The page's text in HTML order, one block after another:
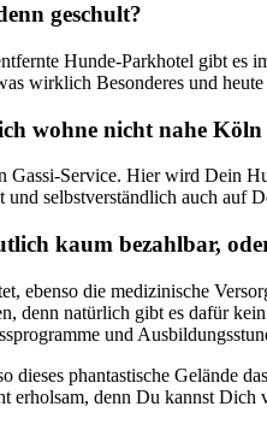
geschult?
Hunde-Parkhotel gibt es
wirklich Besonderes und
wohne nicht nahe
Gassi-Service. Hier wird Dein
und selbstverständlich auch auf
kaum bezahlbar,
ebenso die medizinische
denn natürlich gibt es dafür
und
dieses phantastische Gelände
erholsam, denn Du kannst